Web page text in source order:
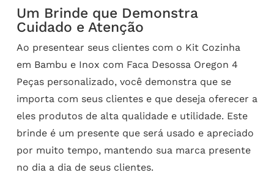
Um Brinde que Demonstra
Cuidado e Atenção
Ao presentear seus clientes com o Kit Cozinha
em Bambu e Inox com Faca Desossa Oregon 4
Peças personalizado, você demonstra que se
importa com seus clientes e que deseja oferecer a
eles produtos de alta qualidade e utilidade. Este
brinde é um presente que será usado e apreciado
por muito tempo, mantendo sua marca presente
no dia a dia de seus clientes.